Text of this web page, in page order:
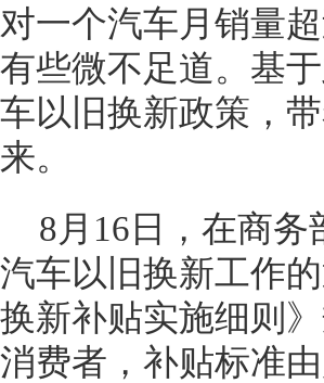
对一个汽车月销量
有些微不足道。基
车以旧换新政策，
来。
8月16日，在商
汽车以旧换新工作
换新补贴实施细则
消费者，补贴标准